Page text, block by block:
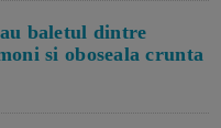
baletul dintre
si oboseala crunta